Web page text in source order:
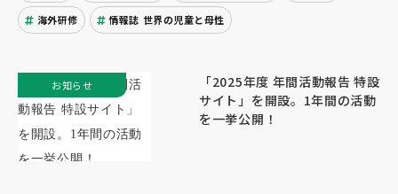
海外研修 情報誌 世界の児童と母性
「2025年度 年間活動報告 特設
サイト」を開設。1年間の活動
を一挙公開！
お知らせ